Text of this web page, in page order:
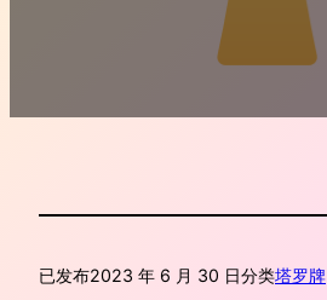
已发布2023 年 6 月 30 日分类塔罗牌